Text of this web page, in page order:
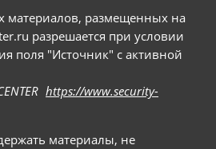
материалов, размещенных на
разрешается при условии
поля "Источник" с активной
https://www.security-
материалы, не